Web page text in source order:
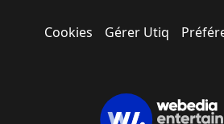
Cookies Gérer Utiq